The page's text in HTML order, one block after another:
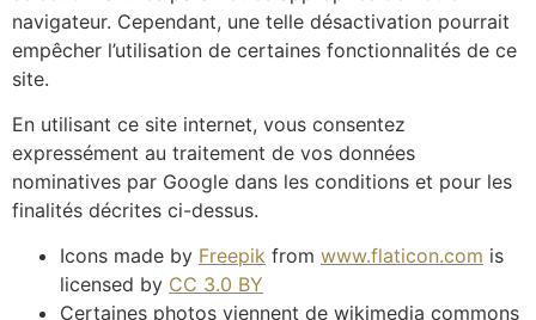
navigateur. Cependant, une telle désactivation pourrait
empêcher l’utilisation de certaines fonctionnalités de ce
site.
En utilisant ce site internet, vous consentez
expressément au traitement de vos données
nominatives par Google dans les conditions et pour les
finalités décrites ci-dessus.
Icons made by Freepik from www.flaticon.com is
licensed by CC 3.0 BY
Certaines photos viennent de wikimedia commons